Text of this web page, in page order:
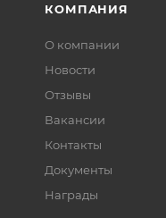
КОМПАНИЯ
О компании
Новости
Отзывы
Вакансии
Контакты
Документы
Награды